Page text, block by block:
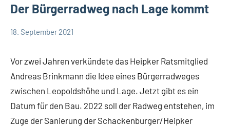
Der Bürgerradweg nach Lage kommt
Leopoldshöhe
Themen
18. September 2021
Thomas
Vor zwei Jahren verkündete das Heipker Ratsmitglied
Andreas Brinkmann die Idee eines Bürgerradweges
zwischen Leopoldshöhe und Lage. Jetzt gibt es ein
Datum für den Bau. 2022 soll der Radweg entstehen, im
Zuge der Sanierung der Schackenburger/Heipker